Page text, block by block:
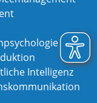
Intelligenz